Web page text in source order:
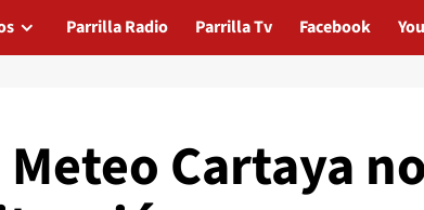
Parrilla Radio Parrilla Tv Facebook
Cartaya